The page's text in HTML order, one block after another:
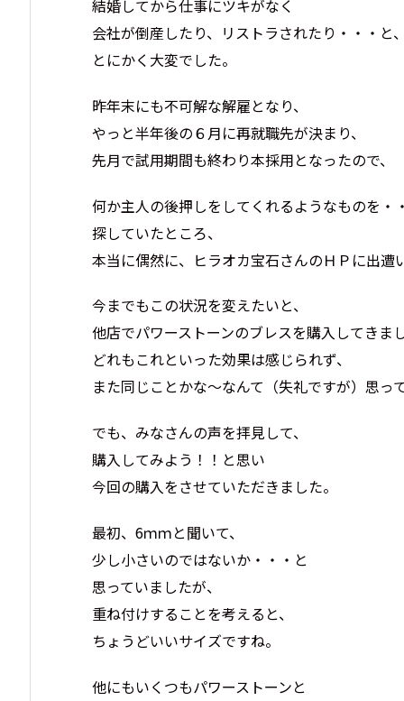
結婚してから仕事にツキがなく
会社が倒産したり、リストラされたり・・・と、
とにかく大変でした。
昨年末にも不可解な解雇となり、
やっと半年後の６月に再就職先が決まり、
先月で試用期間も終わり本採用となったので、
何か主人の後押しをしてくれるようなものを・
探していたところ、
本当に偶然に、ヒラオカ宝石さんのＨＰに出遭
今までもこの状況を変えたいと、
他店でパワーストーンのブレスを購入してきま
どれもこれといった効果は感じられず、
また同じことかな～なんて（失礼ですが）思っ
でも、みなさんの声を拝見して、
購入してみよう！！と思い
今回の購入をさせていただきました。
最初、6ｍｍと聞いて、
少し小さいのではないか・・・と
思っていましたが、
重ね付けすることを考えると、
ちょうどいいサイズですね。
他にもいくつもパワーストーンと